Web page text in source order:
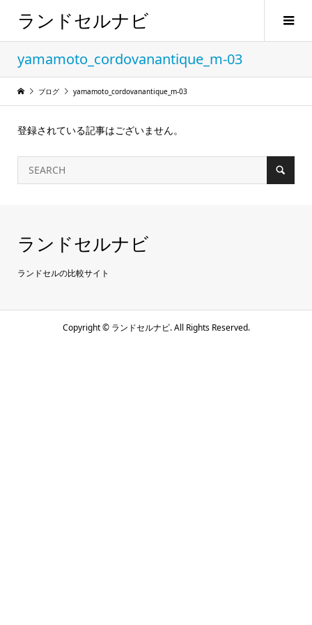
ランドセルナビ
yamamoto_cordovanantique_m-03
ブログ yamamoto_cordovanantique_m-03
登録されている記事はございません。
ランドセルナビ
ランドセルの比較サイト
Copyright ©ランドセルナビ. All Rights Reserved.